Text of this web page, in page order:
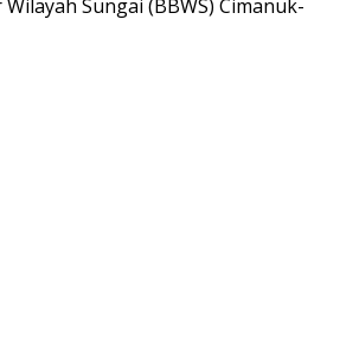
Sungai (BBWS) Cimanuk-